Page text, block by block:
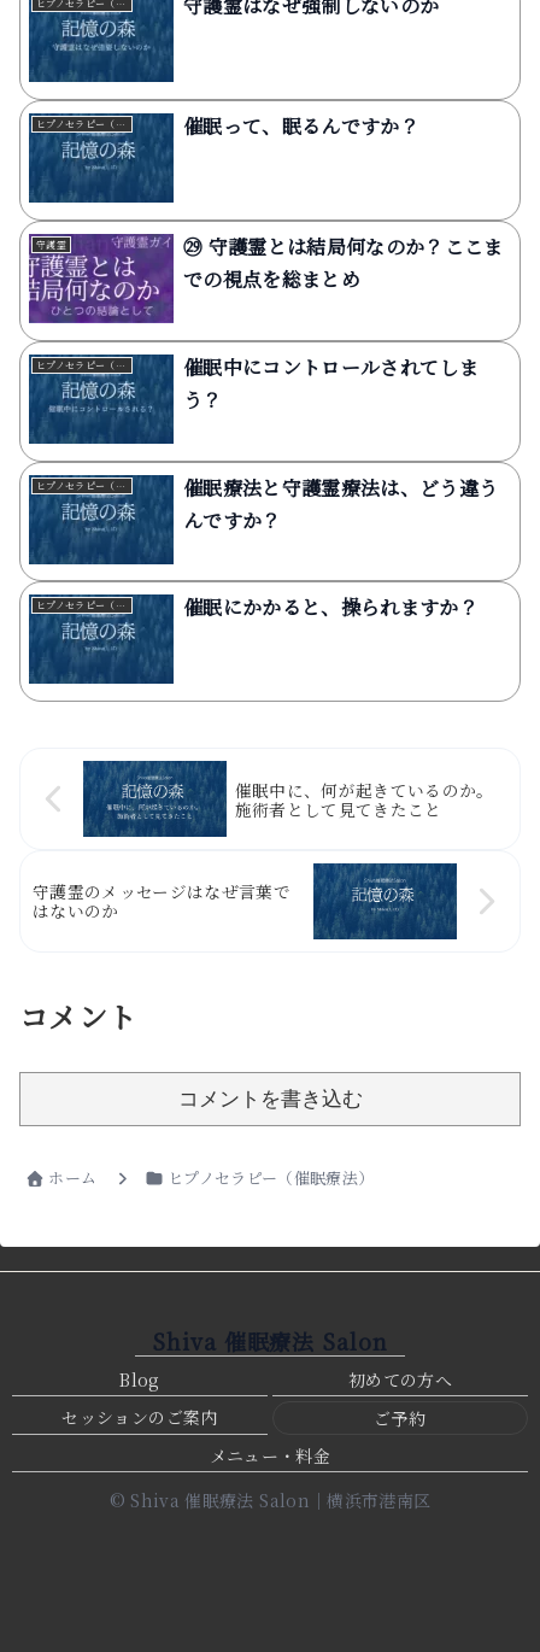
ヒプノセラピー（催眠療法） 守護霊はなぜ強制しないのか
ヒプノセラピー（催眠療法） 催眠って、眠るんですか？
守護霊
㉙ 守護霊とは結局何なのか？ここま
での視点を総まとめ
ヒプノセラピー（催眠療法）
催眠中にコントロールされてしま
う？
ヒプノセラピー（催眠療法）
催眠療法と守護霊療法は、どう違う
んですか？
ヒプノセラピー（催眠療法） 催眠にかかると、操られますか？
催眠中に、何が起きているのか。
施術者として見てきたこと
守護霊のメッセージはなぜ言葉で
はないのか
コメント
コメントを書き込む
ホーム ヒプノセラピー（催眠療法）
Shiva 催眠療法 Salon
Blog
初めての方へ
セッションのご案内
ご予約
メニュー・料金
© Shiva 催眠療法 Salon｜横浜市港南区